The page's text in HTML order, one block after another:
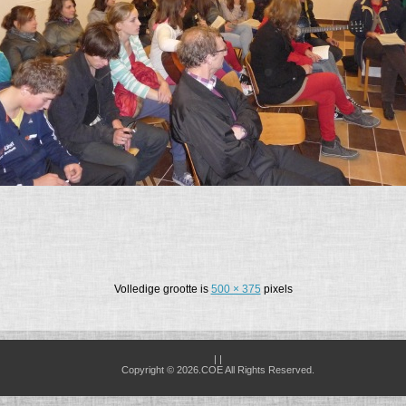
Volledige grootte is 500 × 375 pixels
| |
Copyright © 2026.COE All Rights Reserved.